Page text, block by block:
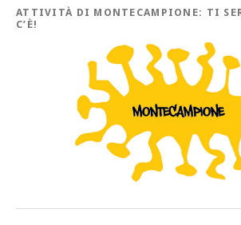
Articoli
ATTIVITÀ DI MONTECAMPIONE: TI
C’È!